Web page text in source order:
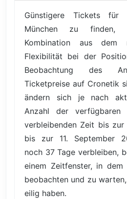
Günstigere Tickets
München zu
Kombination aus dem
Flexibilität bei der
Beobachtung des
Ticketpreise auf Cronetik
ändern sich je nach
Anzahl der
verbleibenden Zeit bis zur
bis zur 11. September
noch 37 Tage verbleiben,
einem Zeitfenster, in
beobachten und zu
eilig haben.